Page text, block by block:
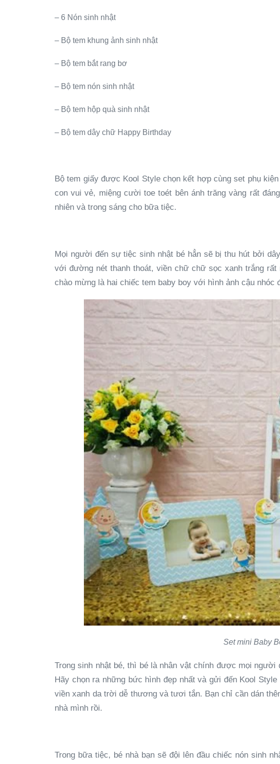
– 6 Nón sinh nhật
– Bộ tem khung ảnh sinh nhật
– Bộ tem bắt rang bơ
– Bộ tem nón sinh nhật
– Bộ tem hộp quà sinh nhật
– Bộ tem dây chữ Happy Birthday
Bộ tem giấy được Kool Style chọn kết hợp cùng set phụ
con vui vẻ, miệng cười toe toét bên ánh trăng vàng rất
nhiên và trong sáng cho bữa tiệc.
Mọi người đến sự tiệc sinh nhật bé hẳn sẽ bị thu hút bởi
với đường nét thanh thoát, viền chữ chữ sọc xanh trắng
chào mừng là hai chiếc tem baby boy với hình ảnh cậu
Set mini Baby
Trong sinh nhật bé, thì bé là nhân vật chính được mọi
Hãy chọn ra những bức hình đẹp nhất và gửi đến Kool
viền xanh da trời dễ thương và tươi tắn. Bạn chỉ cần dán
nhà mình rồi.
Trong bữa tiệc, bé nhà bạn sẽ đội lên đầu chiếc nón sinh